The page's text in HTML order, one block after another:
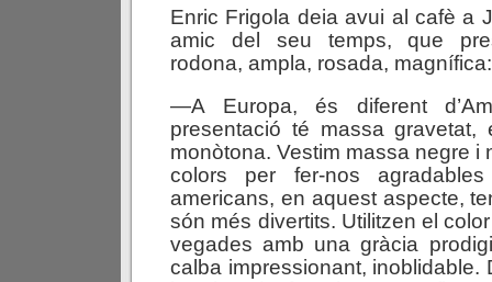
Enric Frigola deia avui al cafè a
amic del seu temps, que
rodona, ampla, rosada, magnífica:
—A Europa, és diferent
presentació té massa gravetat,
monòtona. Vestim massa negre i
colors per fer-nos
americans, en aquest aspecte,
són més divertits. Utilitzen el
vegades amb una gràcia
calba impressionant, inoblidable.